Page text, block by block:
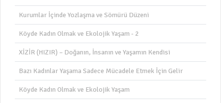
Kurumlar İçinde Yozlaşma ve Sömürü Düzeni
Köyde Kadın Olmak ve Ekolojik Yaşam - 2
XİZİR (HIZIR) – Doğanın, İnsanın ve Yaşamın Kendisi
Bazı Kadınlar Yaşama Sadece Mücadele Etmek İçin Gelir
Köyde Kadın Olmak ve Ekolojik Yaşam